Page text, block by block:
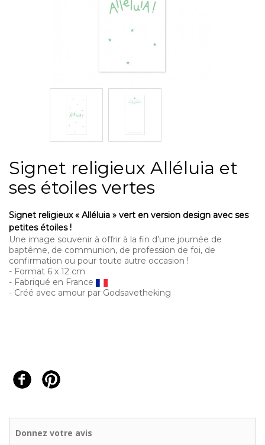
Signet religieux Alléluia et
ses étoiles vertes
Signet religieux « Alléluia » vert en version design avec ses
petites étoiles !
Une image souvenir à offrir à la fin d’une journée de
baptême, de communion, de profession de foi, de
confirmation ou pour toute autre occasion !
- Format 6 x 12 cm
- Fabriqué en France
- Créé avec amour par Godsavetheking
Donnez votre avis